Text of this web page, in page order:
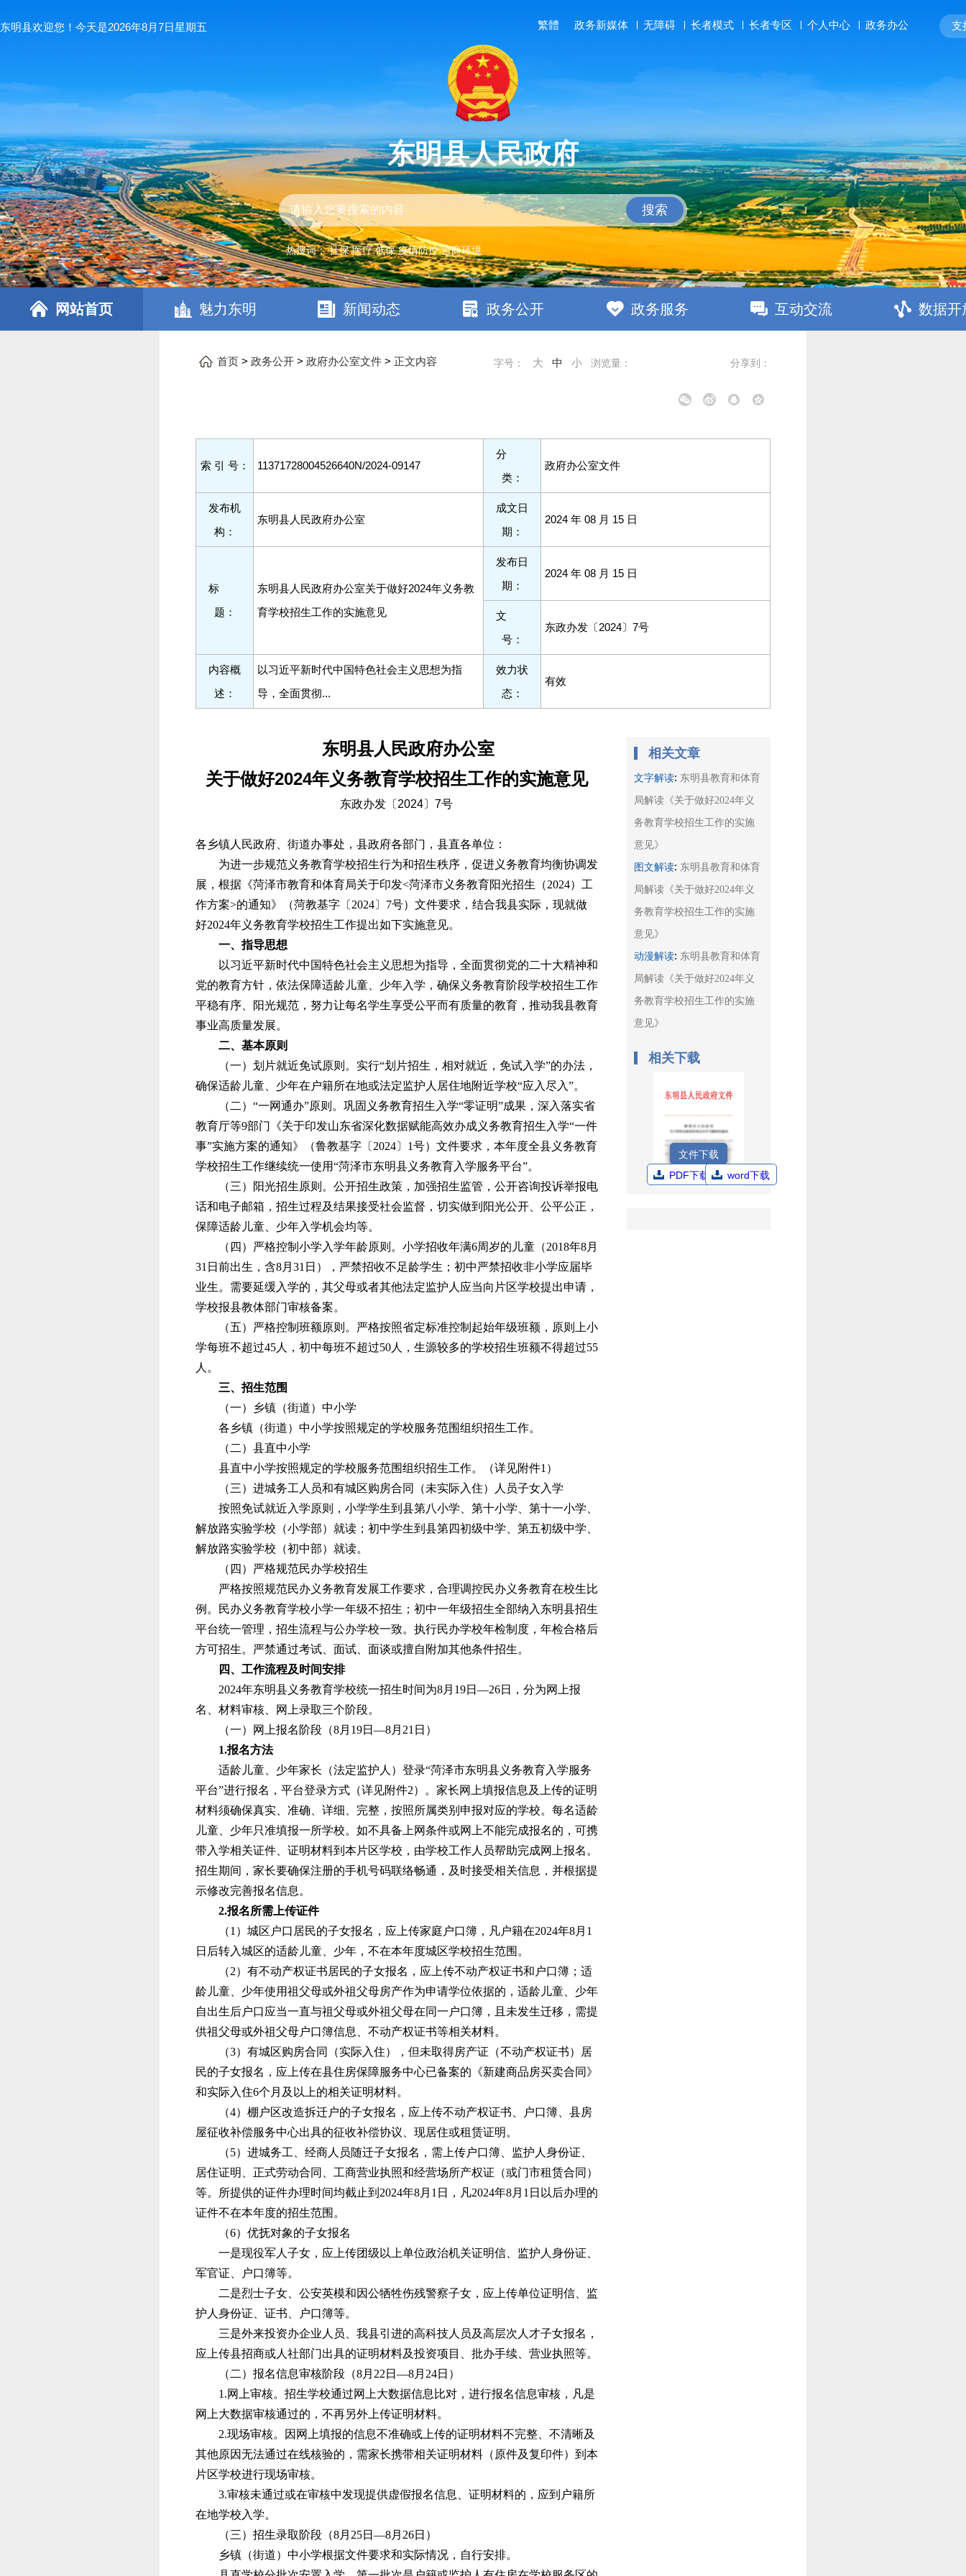
东明县欢迎您！今天是2026年8月7日星期五 繁體 政务新媒体 无障碍 长者模式 长者专区 个人中心 政务办公 支
东明县人民政府
搜索
热搜词： 社保 医疗 低保 疫情防控 营商环境
网站首页 魅力东明 新闻动态 政务公开 政务服务 互动交流 数据开
首页> 政务公开> 政府办公室文件> 正文内容 字号： 大 中 小 浏览量： 分享到：
索 引 号： 11371728004526640N/2024-09147
分
类：
政府办公室文件
发布机
构：
东明县人民政府办公室
成文日
期：
2024 年 08 月 15 日
标
题：
东明县人民政府办公室关于做好2024年义务教
育学校招生工作的实施意见
发布日
期：
2024 年 08 月 15 日
文
号：
东政办发〔2024〕7号
内容概
述：
以习近平新时代中国特色社会主义思想为指
导，全面贯彻...
效力状
态：
有效
东明县人民政府办公室
关于做好2024年义务教育学校招生工作的实施意见
东政办发〔2024〕7号
各乡镇人民政府、街道办事处，县政府各部门，县直各单位：
为进一步规范义务教育学校招生行为和招生秩序，促进义务教育均衡协调发
展，根据《菏泽市教育和体育局关于印发<菏泽市义务教育阳光招生（2024） 工
作方案>的通知》（菏教基字〔 2024〕 7号） 文件要求，结合我县实际，现就做
好2024年义务教育学校招生工作提出如下实施意见。
一、指导思想
以习近平新时代中国特色社会主义思想为指导，全面贯彻党的二十大精神和
党的教育方针，依法保障适龄儿童、少年入学，确保义务教育阶段学校招生工作
平稳有序、阳光规范，努力让每名学生享受公平而有质量的教育，推动我县教育
事业高质量发展。
二、基本原则
（一） 划片就近免试原则。 实行“划片招生，相对就近，免试入学”的办法，
确保适龄儿童、少年在户籍所在地或法定监护人居住地附近学校“应入尽入”。
（二） “一网通办”原则。 巩固义务教育招生入学“零证明”成果， 深入落实省
教育厅等9部门《关于印发山东省深化数据赋能高效办成义务教育招生入学“一件
事”实施方案的通知》（鲁教基字〔2024〕1号） 文件要求，本年度全县义务教育
学校招生工作继续统一使用“菏泽市东明县义务教育入学服务平台”。
（三）
阳光招生原则。 公开招生政策，加强招生监管，公开咨询投诉举报电
话和电子邮箱，招生过程及结果接受社会监督，切实做到阳光公开、公平公正，
保障适龄儿童、少年入学机会均等。
（四）严格控制小学入学年龄原则。 小学招收年满6周岁的儿童（2018年8月
31日前出生，含8月31日），严禁招收不足龄学生；初中严禁招收非小学应届毕
业生。需要延缓入学的，其父母或者其他法定监护人应当向片区学校提出申请，
学校报县教体部门审核备案。
（五） 严格控制班额原则 。 严格按照省定标准控制起始年级班额，原则上小
学每班不超过45人，初中每班不超过50人，生源较多的学校招生班额不得超过55
人。
三、招生范围
（一）乡镇（街道）中小学
各乡镇（街道）中小学按照规定的学校服务范围组织招生工作。
（ 二 ）县直中小学
县直中小学按照规定的学校服务范围组织招生工作。（详见附件1）
（三） 进城务工人员和有城区购房合同（未实际入住） 人员子女入学
按照免试就近 入学原则，小学学生到县第八小学、第十小学、第十一小学
解放路实验学校（小学部） 就读；初中学生到县第四初级中学、第五初级中学
解放路实验学校（初中部）就读。
（ 四 ） 严格规范民办学校招生
严格按照规范民办义务教育发展工作要求，合理调控民办义务教育在校生比
例。
民办义务教育学校小学一年级不招生；初中一年级招生全部纳入东明县招生
平台统一管理，招生流程与公办学校一致。 执行民办学校年检制度，年检合格后
方可招生。严禁通过考试、面试、面谈或擅自附加其他条件招生。
四、工作流程及时间安排
2024年东明县义务教育学校统一招生时间为8月19日 —26日，分为网上报
名、材料审核、网上录取三个阶段。
（一）网上报名阶段（8月19日 —8月 21日）
1.报名方法
适龄儿童、少年家长（法定监护人）登录“菏泽市东明县义务教育入学服务
平台”进行报名，平台登录方式（详见附件2）
。家长网上填报信息及上传的证明
材料须确保真实、准确、详细、完整，按照所属类别申报对应的学校。每名适龄
儿童、少年只准填报一所学校。如不具备上网条件或网上不能完成报名的，可携
带入学相关证件、证明材料到 本片区学校，由学校工作人员帮助完成网上报名。
招生期间，家长要确保注册的手机号码联络畅通，及时接受相关信息，并根据提
示修改完善报名信息。
2.报名所需上传证件
（1）城区户口居民的子女报名，应上传家庭户口簿， 凡户籍在2024年8月1
日后转入城区的适龄儿童、少年，不在本年度城区学校招生范围。
（2）有不动产权证书居民的子女报名，应上传不动产权证书和户口簿； 适
龄儿童、少年使用祖父母或外祖父母房产作为申请学位依据的，适龄儿童、少年
自出生后户口应当一直与祖父母或外祖父母在同一户口簿， 且 未发生迁移， 需提
供祖父母或外祖父母户口簿信息、不动产权证书等相关材料。
（3） 有城区购房合同 （实际入住） ，但未取得房产证 （不动产权证书）
居
民的子女报名，应上传在县住房保障服务中心已备案的《新建商品房买卖合同》
和实际入住6个月及以上的相关证明材料。
（4）棚户区改造拆迁户的子女报名，应上传不动产权证书 、户口簿、县房
屋征收补偿服务中心出具的征收补偿协议、现居住或租赁证明。
（5）进城务工、 经商人员随迁子女报名 ， 需上传户口簿、监护人身份证、
居住证明、正式劳动合同、工商营业执照和经营场所产权证（或门市租赁合同）
等。所提供的证件办理时间均截止到 2024年8月1日，凡2024年8月1日以后办理的
证件不在本年度的招生范围。
（6）优抚对象的子女报名
一是现役军人子女，应上传团级以上单位政治机关证明信、监护人身份证、
军官证、户口簿等。
二是烈士子女、公安英模和因公牺牲伤残警察子女，应上传单位证明信、监
护人身份证、证书、户口簿等。
三是外来投资办企业人员、我县引进的高科技人员及高层次人才子女报名，
应上传县招商或人社部门出具的证明材料及投资项目、批办手续、营业执照等。
（二）报名信息审核阶段（8月22日—8月 24日）
1.网上审核。招生学校通过网上大数据信息比对，进行报名信息审核，凡是
网上大数据审核通过的，不再另外上传证明材料。
2.现场审核。因网上填报的信息不准确或上传的证明材料不完整、不清晰及
其他原因无法通过在线核验的，需家长携带相关证明材料（原件及复印件）到 本
片区学校进行现场审核。
3.审核未通过或在审核中发现提供虚假报名信息、证明材料的， 应到户籍所
在地学校 入学。
（三）招生录取阶段（8月25日—8月26日）
乡镇（街道）中小学根据文件要求和实际情况，自行安排。
相关文章
文字解读: 东明县教育和体育
局解读《关于做好2024年义
务教育学校招生工作的实施
意见》
图文解读: 东明县教育和体育
局解读《关于做好2024年义
务教育学校招生工作的实施
意见》
动漫解读: 东明县教育和体育
局解读《关于做好2024年义
务教育学校招生工作的实施
意见》
相关下载
文件下载
PDF下载
word下载